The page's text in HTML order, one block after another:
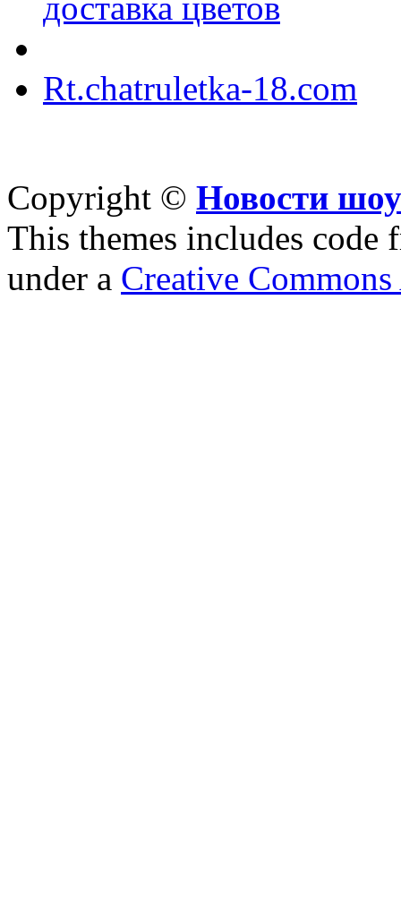
Rt.chatruletka-18.com
Copyright © Новости
This themes includes code
under a Creative